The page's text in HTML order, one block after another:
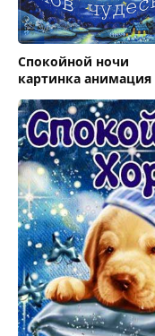
Спокойной ночи
картинка анимация